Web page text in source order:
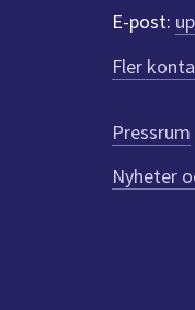
E-post:
Fler
Pressrum
Nyheter